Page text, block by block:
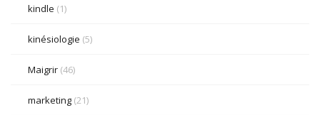
kindle (1)
kinésiologie (5)
Maigrir (46)
marketing (21)